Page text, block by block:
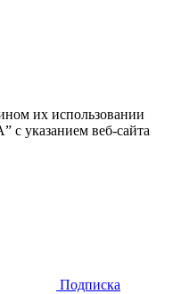
их использовании
с указанием веб-сайта
Подписка